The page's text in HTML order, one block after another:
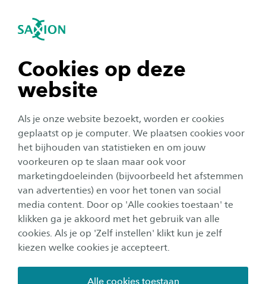
Cookies op deze
website
Als je onze website bezoekt, worden er cookies
geplaatst op je computer. We plaatsen cookies voor
het bijhouden van statistieken en om jouw
voorkeuren op te slaan maar ook voor
marketingdoeleinden (bijvoorbeeld het afstemmen
van advertenties) en voor het tonen van social
media content. Door op 'Alle cookies toestaan' te
klikken ga je akkoord met het gebruik van alle
cookies. Als je op 'Zelf instellen' klikt kun je zelf
kiezen welke cookies je accepteert.
Alle cookies toestaan
Navigatie openen
tonen
tonen
tonen
tonen
sluiten
Studentenleven
Studenten ontwikkelen app
voor coronaproof
horecabezoek
Auteur:
Tom Wassink
Publicatiedatum:
29 april 2020 Leestijd: Minuten